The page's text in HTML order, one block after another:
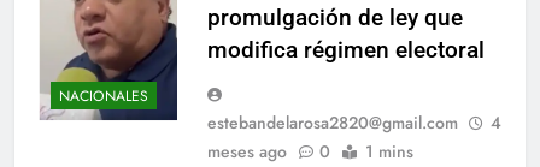
NACIONALES
promulgación de ley que
modifica régimen electoral
estebandelarosa2820@gmail.com
4
meses ago
0 1 mins